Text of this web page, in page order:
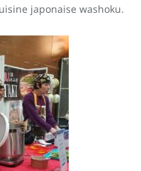
japonaise washoku.